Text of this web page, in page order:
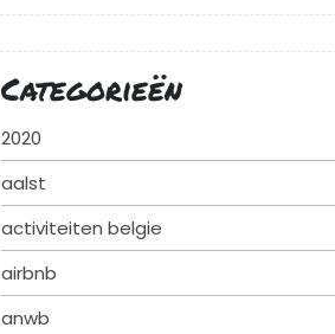
Categorieën
2020
aalst
activiteiten belgie
airbnb
anwb